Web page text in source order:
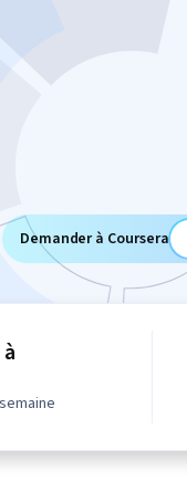
Demander à Coursera